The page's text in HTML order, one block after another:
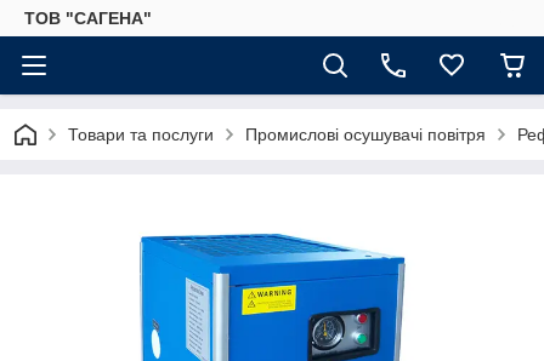
ТОВ "САГЕНА"
Товари та послуги Промислові осушувачі повітря